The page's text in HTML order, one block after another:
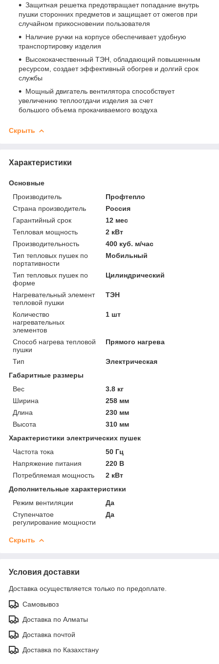
Защитная решетка предотвращает попадание внутрь
пушки сторонних предметов и защищает от ожегов при
случайном прикосновении пользователя
Наличие ручки на корпусе обеспечивает удобную
транспортировку изделия
Высококачественный ТЭН, обладающий повышенным
ресурсом, создает эффективный обогрев и долгий срок
службы
Мощный двигатель вентилятора способствует
увеличению теплоотдачи изделия за счет
большого объема прокачиваемого воздуха
Скрыть
Характеристики
Основные
Производитель
Профтепло
Страна производитель
Россия
Гарантийный срок
12 мес
Тепловая мощность
2 кВт
Производительность
400 куб. м/час
Тип тепловых пушек по
портативности
Мобильный
Тип тепловых пушек по
форме
Цилиндрический
Нагревательный элемент
тепловой пушки
ТЭН
Количество
нагревательных
элементов
1 шт
Способ нагрева тепловой
пушки
Прямого нагрева
Тип
Электрическая
Габаритные размеры
Вес
3.8 кг
Ширина
258 мм
Длина
230 мм
Высота
310 мм
Характеристики электрических пушек
Частота тока
50 Гц
Напряжение питания
220 В
Потребляемая мощность
2 кВт
Дополнительные характеристики
Режим вентиляции
Да
Ступенчатое
регулирование мощности
Да
Скрыть
Условия доставки
Доставка осуществляется только по предоплате.
Самовывоз
Доставка по Алматы
Доставка почтой
Доставка по Казахстану